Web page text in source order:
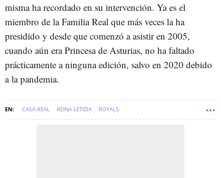
misma ha recordado en su intervención. Ya es el
miembro de la Familia Real que más veces la ha
presidido y desde que comenzó a asistir en 2005,
cuando aún era Princesa de Asturias, no ha faltado
prácticamente a ninguna edición, salvo en 2020 debido
a la pandemia.
CASA REAL REINA LETIZIA ROYALS